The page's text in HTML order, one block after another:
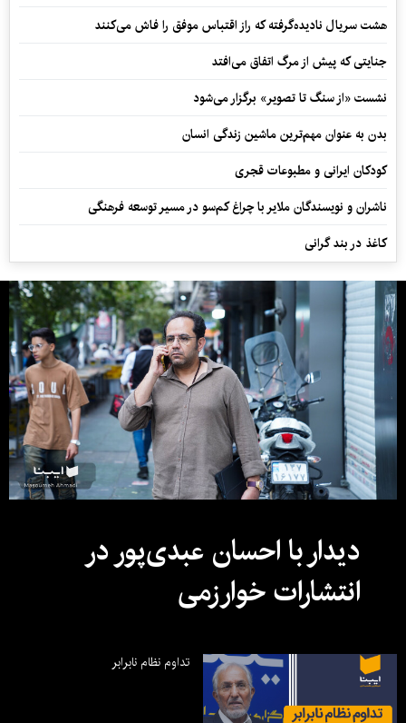
هشت سریال نادیده‌گرفته که راز اقتباس موفق را فاش می‌کنند
جنایتی که پیش از مرگ اتفاق می‌افتد
نشست «از سنگ تا تصویر» برگزار می‌شود
بدن به عنوان مهم‌ترین ماشین زندگی انسان
کودکان ایرانی و مطبوعات قجری
ناشران و نویسندگان ملایر با چراغ کم‌سو در مسیر توسعه فرهنگی
کاغذ در بند گرانی
دیدار با احسان عبدی‌پور در
انتشارات خوارزمی
تداوم نظام نابرابر